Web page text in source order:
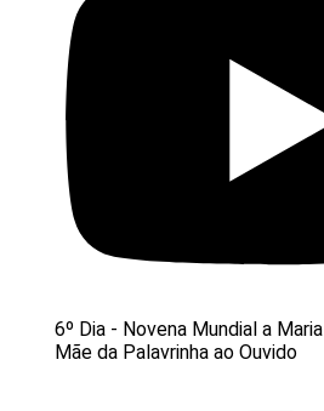
6º Dia - Novena Mundial a
Mãe da Palavrinha ao Ouvido